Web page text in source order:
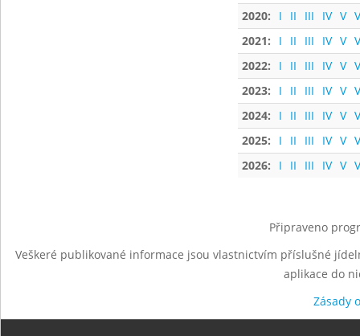
2020: I II III IV V
2021:
I II III IV V
2022:
I II III IV V
2023:
I II III IV V
2024:
I II III IV V
2025:
I II III IV V
2026:
I II III IV V
Připraveno
Veškeré publikované informace jsou vlastnictvím příslušné
aplikace do
Zásady